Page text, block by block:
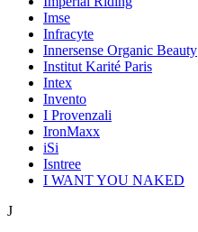
Imse
Infracyte
Innersense Organic Beauty
Institut Karité Paris
Intex
Invento
I Provenzali
IronMaxx
iSi
Isntree
I WANT YOU NAKED
J